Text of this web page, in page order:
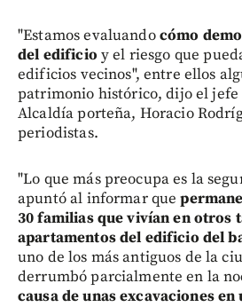
"Estamos evaluandocómo
del edificio y el riesgo que
edificios vecinos", entre ellos
patrimonio histórico, dijo el jefe
Alcaldía porteña, Horacio
periodistas.
"Lo que más preocupa es la
apuntó al informar que
30 familias que vivían en otros
apartamentos del edificio del
uno de los más antiguos de la
derrumbó parcialmente en la
causa de unas excavaciones